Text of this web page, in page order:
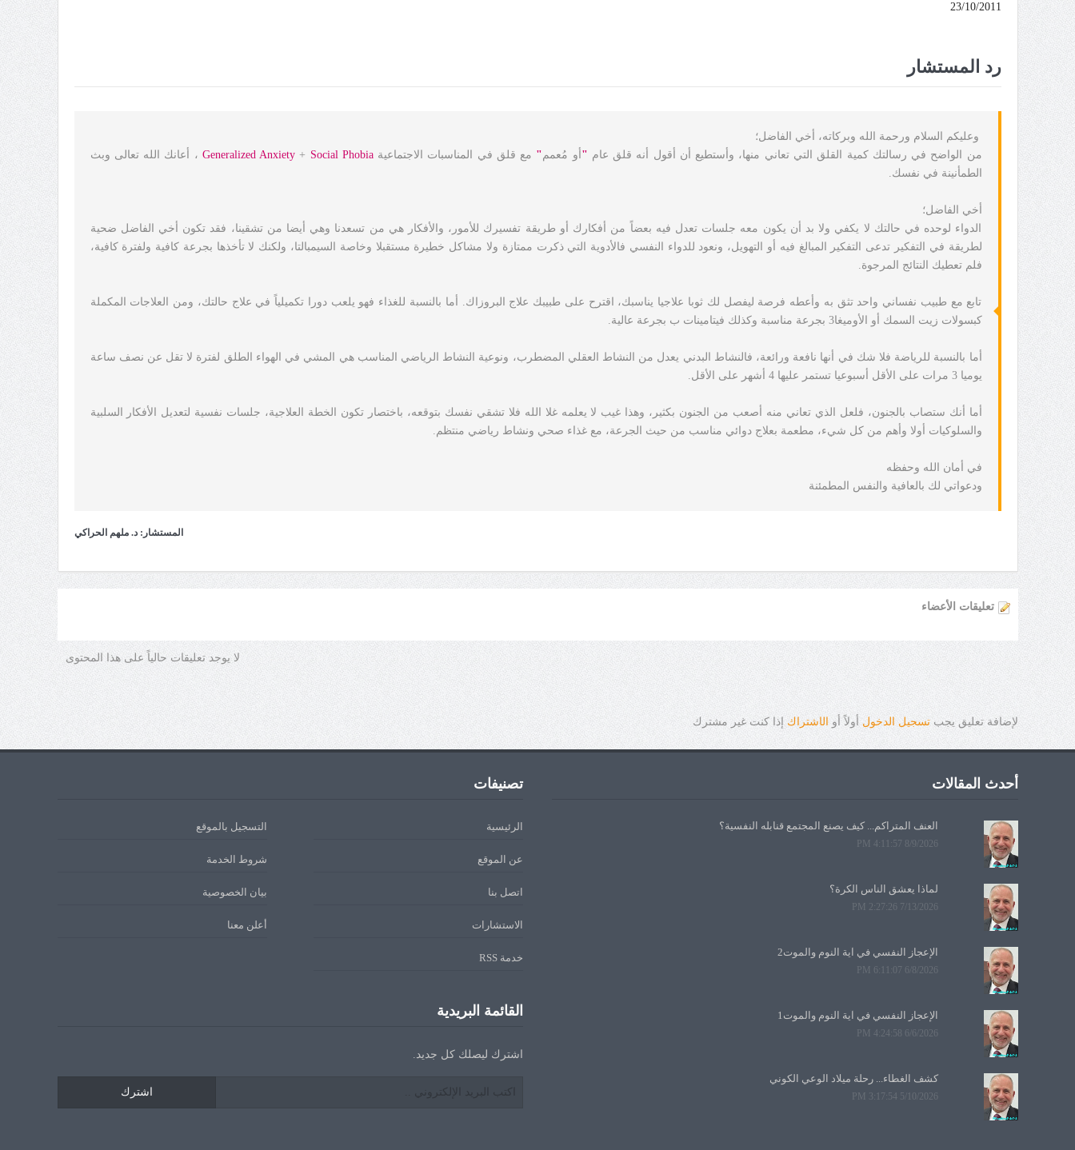
23/10/2011
رد المستشار
وعليكم السلام ورحمة الله وبركاته، أخي الفاضل؛
من الواضح في رسالتك كمية القلق التي تعاني منها، وأستطيع أن أقول أنه قلق عام " أو مُعمم" مع قلق في المناسبات الاجتماعية Generalized Anxiety + Social Phobia
، أعانك الله تعالى وبث
الطمأنينة في نفسك.
أخي الفاضل؛
الدواء لوحده في حالتك لا يكفي ولا بد أن يكون معه جلسات تعدل فيه بعضاً من أفكارك أو طريقة تفسيرك للأمور، والأفكار هي من تسعدنا وهي أيضا من تشقينا، فقد تكون أخي الفاضل ضحية
لطريقة في التفكير تدعى التفكير المبالغ فيه أو التهويل، ونعود للدواء النفسي فالأدوية التي ذكرت ممتازة ولا مشاكل خطيرة مستقبلا وخاصة السيمبالتا، ولكنك لا تأخذها بجرعة كافية ولفترة كافية،
فلم تعطيك النتائج المرجوة.
تابع مع طبيب نفساني واحد تثق به وأعطه فرصة ليفصل لك ثوبا علاجيا يناسبك، اقترح على طبيبك علاج البروزاك. أما بالنسبة للغذاء فهو يلعب دورا تكميلياً في علاج حالتك، ومن العلاجات المكملة
كبسولات زيت السمك أو الأوميغا3 بجرعة مناسبة وكذلك فيتامينات ب بجرعة عالية.
أما بالنسبة للرياضة فلا شك في أنها نافعة ورائعة، فالنشاط البدني يعدل من النشاط العقلي المضطرب، ونوعية النشاط الرياضي المناسب هي المشي في الهواء الطلق لفترة لا تقل عن نصف ساعة
يوميا 3 مرات على الأقل أسبوعيا تستمر عليها 4 أشهر على الأقل.
أما أنك ستصاب بالجنون، فلعل الذي تعاني منه أصعب من الجنون بكثير، وهذا غيب لا يعلمه غلا الله فلا تشقي نفسك بتوقعه، باختصار تكون الخطة العلاجية، جلسات نفسية لتعديل الأفكار السلبية
والسلوكيات أولا وأهم من كل شيء، مطعمة بعلاج دوائي مناسب من حيث الجرعة، مع غذاء صحي ونشاط رياضي منتظم.
في أمان الله وحفظه
ودعواتي لك بالعافية والنفس المطمئنة
المستشار: د. ملهم الحراكي
تعليقات الأعضاء
لا يوجد تعليقات حالياً على هذا المحتوى
لإضافة تعليق يجبتسجيل الدخول أولاً أوالاشتراكإذا كنت غير مشترك
أحدث المقالات
العنف المتراكم... كيف يصنع المجتمع قنابله النفسية؟
8/9/2026 4:11:57 PM
لماذا يعشق الناس الكرة؟
7/13/2026 2:27:26 PM
الإعجاز النفسي في آية النوم والموت2
6/8/2026 6:11:07 PM
الإعجاز النفسي في آية النوم والموت1
6/6/2026 4:24:58 PM
كشف الغطاء... رحلة ميلاد الوعي الكوني
5/10/2026 3:17:54 PM
تصنيفات
الرئيسية التسجيل بالموقع
عن الموقع شروط الخدمة
اتصل بنا بيان الخصوصية
الاستشارات أعلن معنا
خدمة RSS
القائمة البريدية
اشترك ليصلك كل جديد.
اشترك